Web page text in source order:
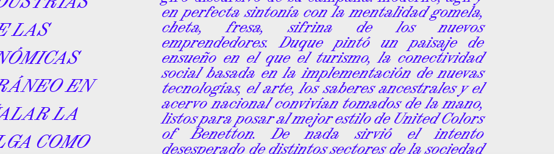
LAS
EN
LA
COMO
en perfecta sintonía con la mentalidad gomela,
cheta, fresa, sifrina de los nuevos
emprendedores. Duque pintó un paisaje de
ensueño en el que el turismo, la conectividad
social basada en la implementación de nuevas
tecnologías, el arte, los saberes ancestrales y el
acervo nacional convivían tomados de la mano,
listos para posar al mejor estilo de United Colors
of Benetton. De nada sirvió el intento
desesperado de distintos sectores de la sociedad